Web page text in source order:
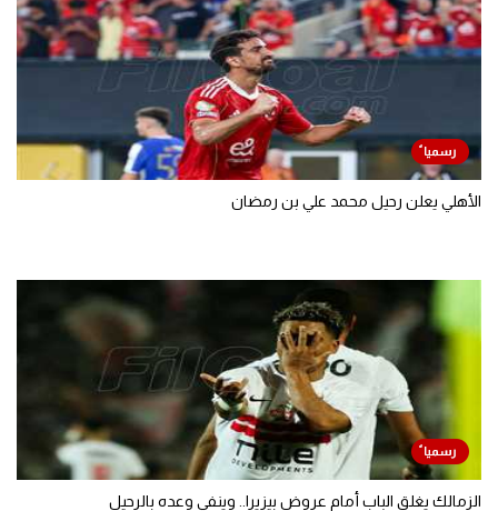
الأهلي يعلن رحيل محمد علي بن رمضان
الزمالك يغلق الباب أمام عروض بيزيرا.. وينفي وعده بالرحيل